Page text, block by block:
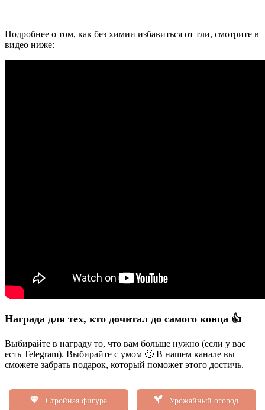
Подробнее о том, как без химии избавиться от тли, смотрите в
видео ниже:
Награда для тех, кто дочитал до самого конца 👍
Выбирайте в награду то, что вам больше нужно (если у вас
есть Telegram). Выбирайте с умом 🙂 В нашем канале вы
сможете забрать подарок, который поможет этого достичь.
Стройная фигура Урожайный огород